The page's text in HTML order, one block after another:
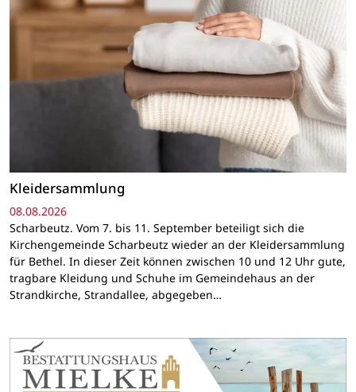
Kleidersammlung
08.08.2026
Scharbeutz. Vom 7. bis 11. September beteiligt sich die
Kirchengemeinde Scharbeutz wieder an der Kleidersammlung
für Bethel. In dieser Zeit können zwischen 10 und 12 Uhr gute,
tragbare Kleidung und Schuhe im Gemeindehaus an der
Strandkirche, Strandallee, abgegeben…